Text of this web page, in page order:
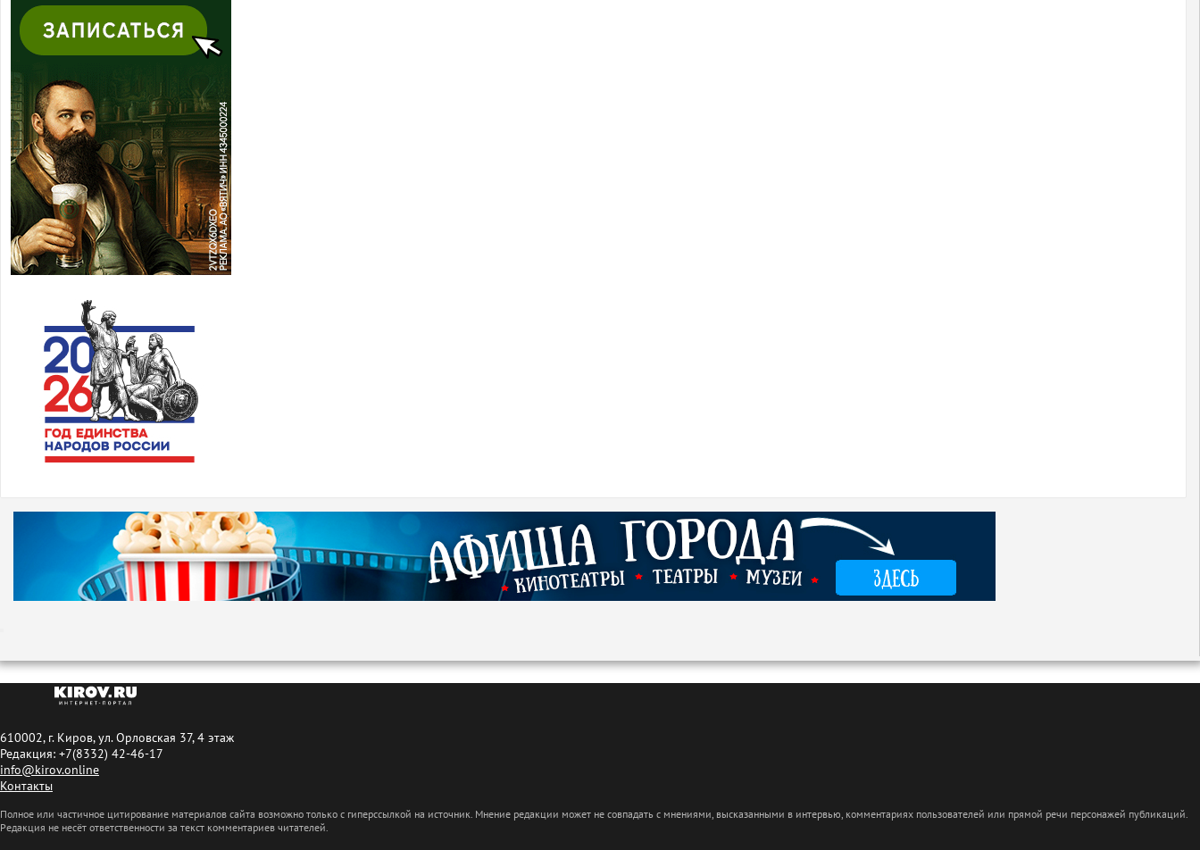
610002, г. Киров, ул. Орловская 37, 4 этаж
Редакция: +7(8332) 42-46-17
info@kirov.online
Контакты
Полное или частичное цитирование материалов сайта возможно только с гиперссылкой на источник. Мнение редакции может не совпадать с мнениями, высказанными в интервью, комментариях пользователей или прямой речи персонажей публикаций.
Редакция не несёт ответственности за текст комментариев читателей.